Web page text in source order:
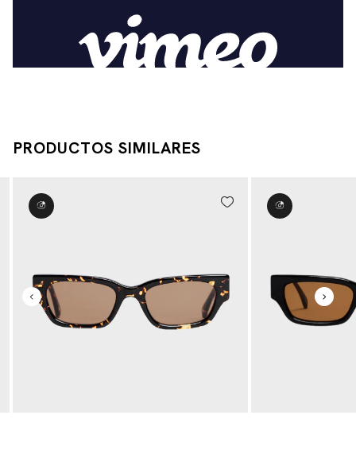
PRODUCTOS SIMILARES